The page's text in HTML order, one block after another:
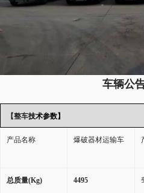
车辆公
【整车技术参数】
产品名称 爆破器材运输车
总质量(Kg) 4495